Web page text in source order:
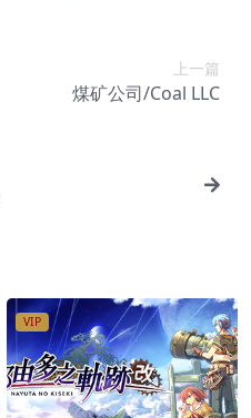
上一篇
煤矿公司/Coal LLC
VIP